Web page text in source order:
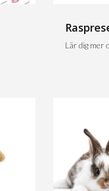
Lär dig mer